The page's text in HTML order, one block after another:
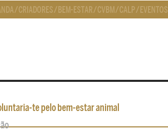
/CRIADORES/ BEM-ESTAR/CVBM/CALP/ EVENTOS
te pelo bem-estar animal